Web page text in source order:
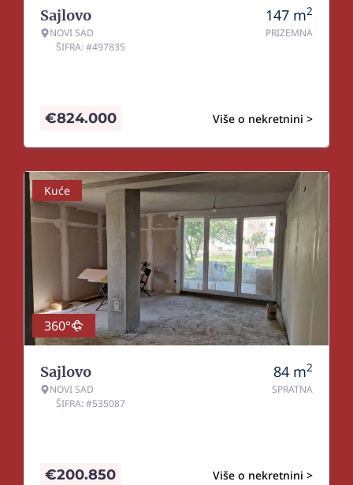
Sajlovo
NOVI SAD
ŠIFRA: #497835
147 m2
PRIZEMNA
Više o nekretnini >
€824.000
Kuće
360°
Sajlovo
NOVI SAD
ŠIFRA: #535087
84 m2
SPRATNA
Više o nekretnini >
€200.850